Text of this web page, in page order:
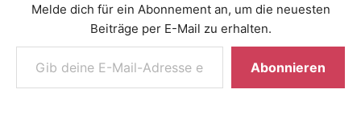
Melde dich für ein Abonnement an, um die neuesten
Beiträge per E-Mail zu erhalten.
Gib deine E-Mail-Adresse ein ...
Abonnieren